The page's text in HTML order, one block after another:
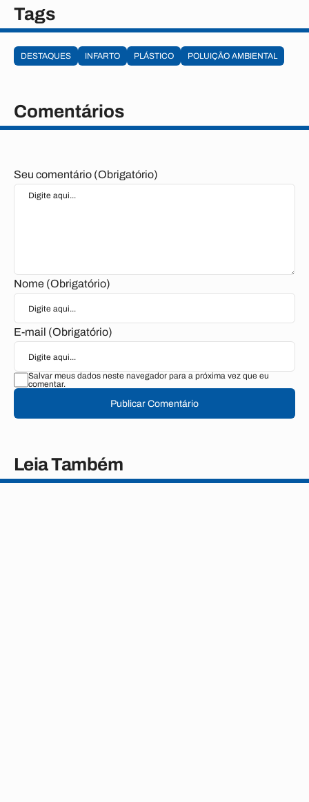
Tags
DESTAQUES INFARTO PLÁSTICO POLUIÇÃO AMBIENTAL
Comentários
Seu comentário (Obrigatório)
Nome (Obrigatório)
E-mail (Obrigatório)
Salvar meus dados neste navegador para a próxima vez que eu
comentar.
Publicar Comentário
Leia Também